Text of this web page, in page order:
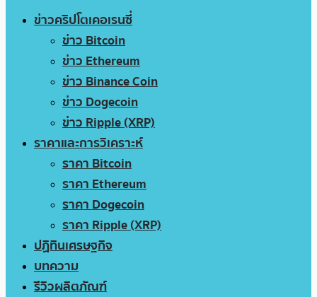
ข่าวคริปโตเคอเรนซี่
ข่าว Bitcoin
ข่าว Ethereum
ข่าว Binance Coin
ข่าว Dogecoin
ข่าว Ripple (XRP)
ราคาและการวิเคราะห์
ราคา Bitcoin
ราคา Ethereum
ราคา Dogecoin
ราคา Ripple (XRP)
ปฏิทินเศรษฐกิจ
บทความ
รีวิวผลิตภัณฑ์